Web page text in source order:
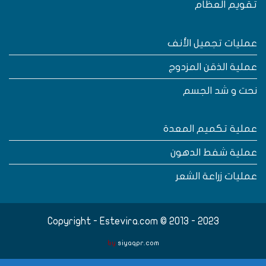
العظام
تجميل الأنف
الذقن المزدوج
و شد الجسم
تكميم المعدة
شفط الدهون
زراعة الشعر
Copyright - Estevira.com © 2013 - 2023
bysiyaqpr.com